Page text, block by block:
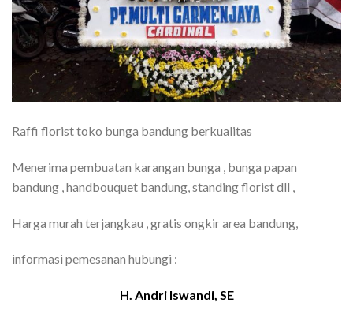
Raffi florist toko bunga bandung berkualitas
Menerima pembuatan karangan bunga , bunga papan
bandung , handbouquet bandung, standing florist dll ,
Harga murah terjangkau , gratis ongkir area bandung,
informasi pemesanan hubungi :
H. Andri Iswandi, SE